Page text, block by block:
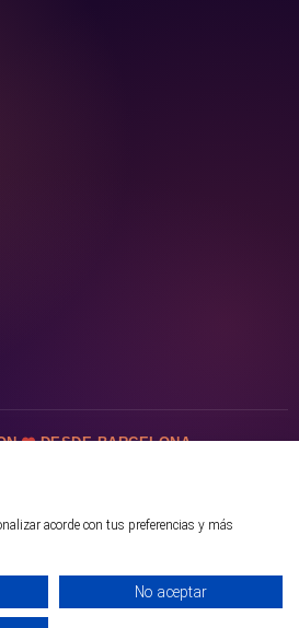
DESDE BARCELONA
acorde con tus preferencias y más
No aceptar